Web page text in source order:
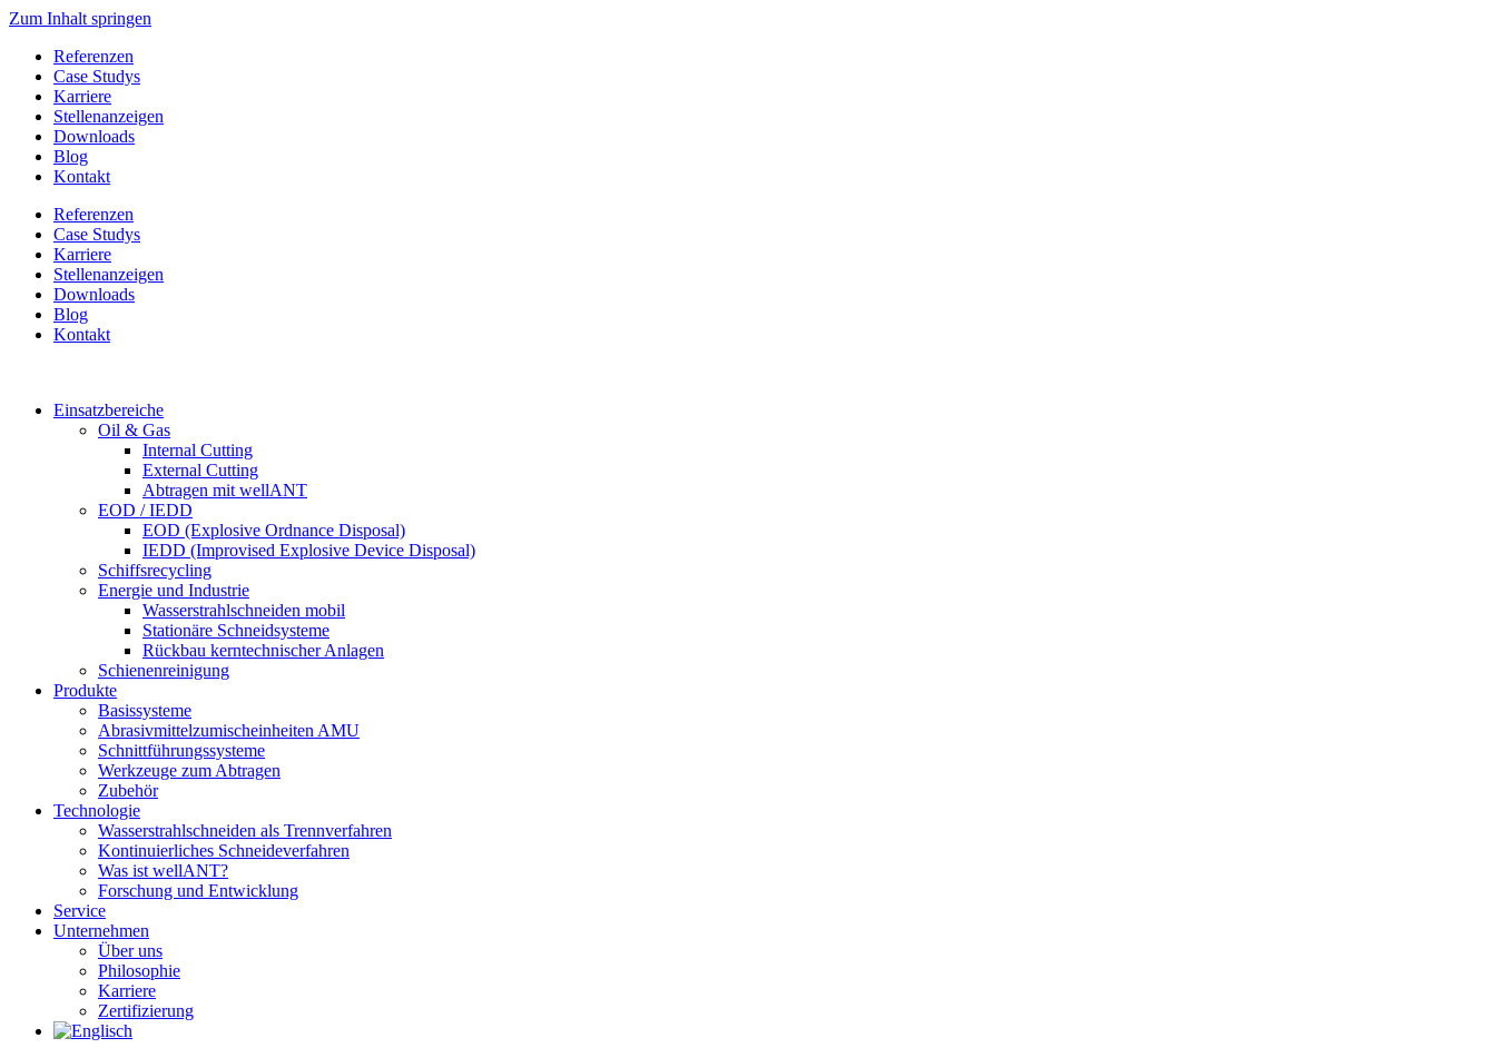
Zum Inhalt springen
Referenzen
Case Studys
Karriere
Stellenanzeigen
Downloads
Blog
Kontakt
Referenzen
Case Studys
Karriere
Stellenanzeigen
Downloads
Blog
Kontakt
Einsatzbereiche
Oil & Gas
Internal Cutting
External Cutting
Abtragen mit wellANT
EOD / IEDD
EOD (Explosive Ordnance Disposal)
IEDD (Improvised Explosive Device Disposal)
Schiffsrecycling
Energie und Industrie
Wasserstrahlschneiden mobil
Stationäre Schneidsysteme
Rückbau kerntechnischer Anlagen
Schienenreinigung
Produkte
Basissysteme
Abrasivmittelzumischeinheiten AMU
Schnittführungssysteme
Werkzeuge zum Abtragen
Zubehör
Technologie
Wasserstrahlschneiden als Trennverfahren
Kontinuierliches Schneideverfahren
Was ist wellANT?
Forschung und Entwicklung
Service
Unternehmen
Über uns
Philosophie
Karriere
Zertifizierung​